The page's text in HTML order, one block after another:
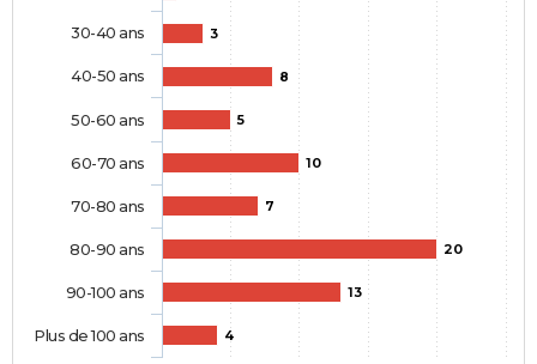
3
8
5
10
7
20
13
4
30-40 ans
40-50 ans
50-60 ans
60-70 ans
70-80 ans
80-90 ans
90-100 ans
Plus de 100 ans